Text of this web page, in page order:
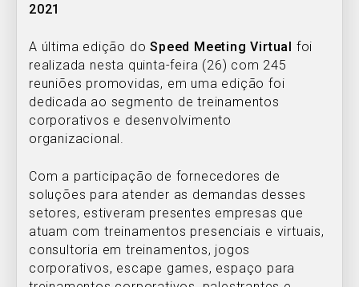
2021
A última edição do Speed Meeting Virtual foi
realizada nesta quinta-feira (26) com 245
reuniões promovidas, em uma edição foi
dedicada ao segmento de treinamentos
corporativos e desenvolvimento
organizacional.
Com a participação de fornecedores de
soluções para atender as demandas desses
setores, estiveram presentes empresas que
atuam com treinamentos presenciais e virtuais,
consultoria em treinamentos, jogos
corporativos, escape games, espaço para